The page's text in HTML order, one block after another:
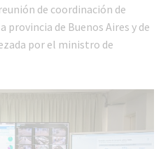
de coordinación de
provincia de Buenos Aires y de
por el ministro de